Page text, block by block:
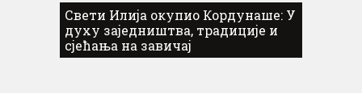
Свети Илија окупио Кордунаше: У
духу заједништва, традиције и
сјећања на завичај